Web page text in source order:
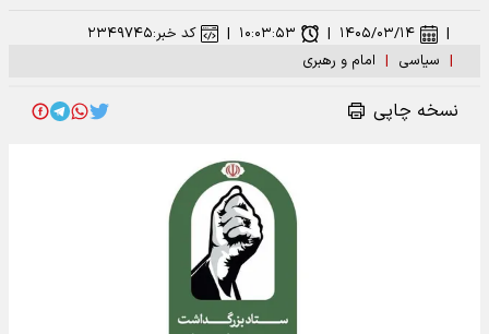
| سیاسی | امام و رهبری
| ۱۴۰۵/۰۳/۱۴ | ۱۰:۰۳:۵۳ | کد خبر:۲۳۴۹۷۴۵
نسخه چاپی